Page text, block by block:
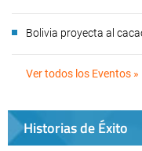
Bolivia proyecta al
Ver todos los Eventos »
Historias de Éxito